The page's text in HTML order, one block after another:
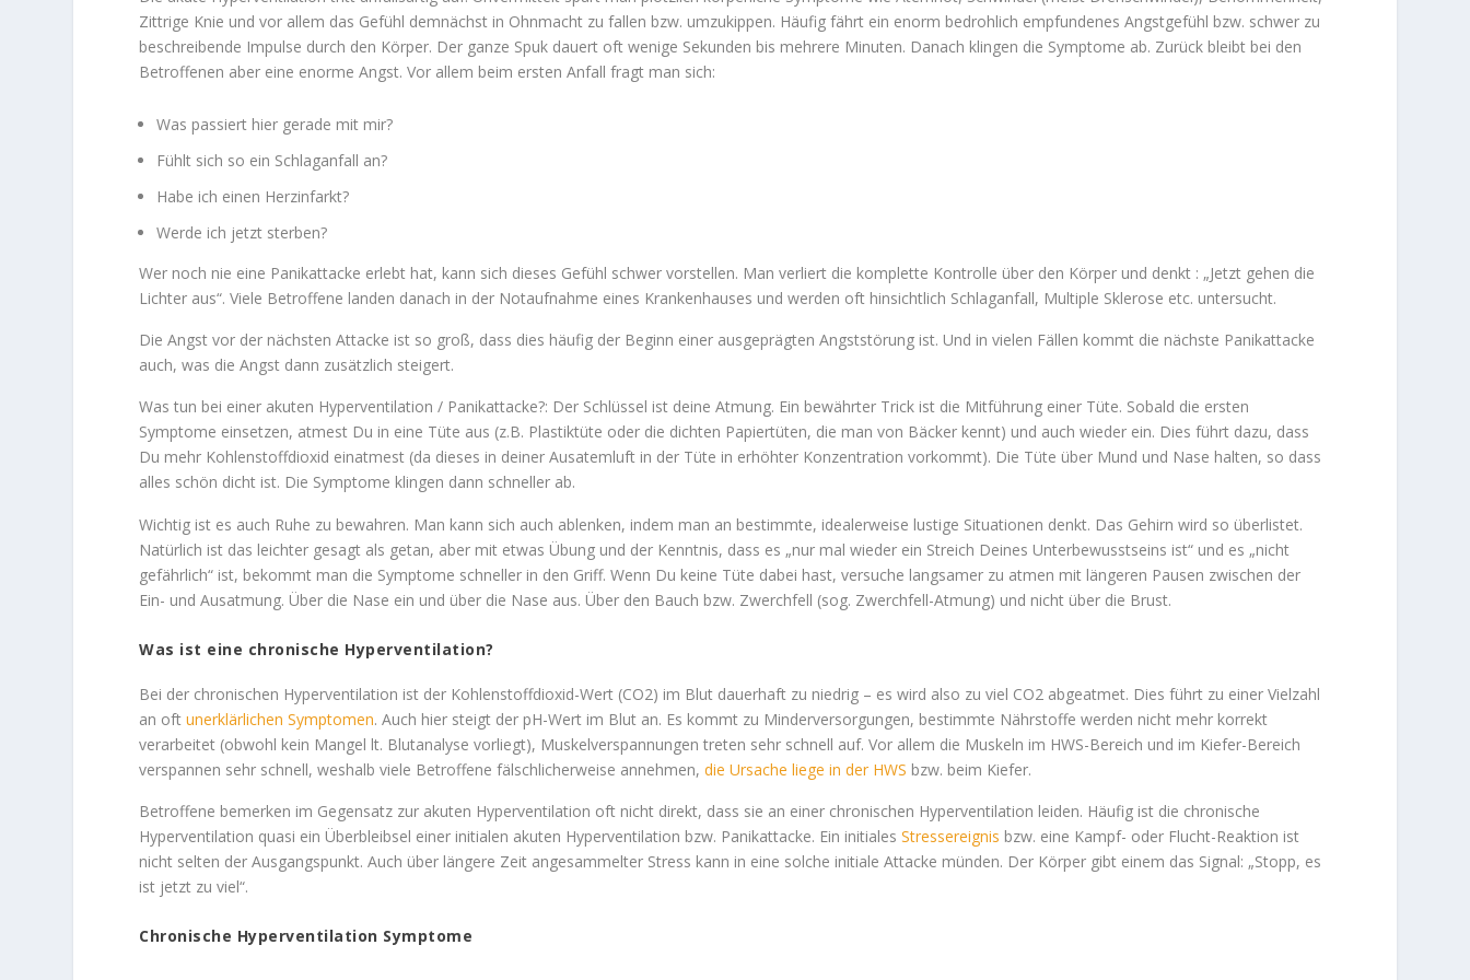
Zittrige Knie und vor allem das Gefühl demnächst in Ohnmacht zu fallen bzw. umzukippen. Häufig fährt ein enorm bedrohlich empfundenes Angstgefühl bzw. schwer zu
beschreibende Impulse durch den Körper. Der ganze Spuk dauert oft wenige Sekunden bis mehrere Minuten. Danach klingen die Symptome ab. Zurück bleibt bei den
Betroffenen aber eine enorme Angst. Vor allem beim ersten Anfall fragt man sich:
Was passiert hier gerade mit mir?
Fühlt sich so ein Schlaganfall an?
Habe ich einen Herzinfarkt?
Werde ich jetzt sterben?
Wer noch nie eine Panikattacke erlebt hat, kann sich dieses Gefühl schwer vorstellen. Man verliert die komplette Kontrolle über den Körper und denkt : „Jetzt gehen die
Lichter aus“. Viele Betroffene landen danach in der Notaufnahme eines Krankenhauses und werden oft hinsichtlich Schlaganfall, Multiple Sklerose etc. untersucht.
Die Angst vor der nächsten Attacke ist so groß, dass dies häufig der Beginn einer ausgeprägten Angststörung ist. Und in vielen Fällen kommt die nächste Panikattacke
auch, was die Angst dann zusätzlich steigert.
Was tun bei einer akuten Hyperventilation / Panikattacke?: Der Schlüssel ist deine Atmung. Ein bewährter Trick ist die Mitführung einer Tüte. Sobald die ersten
Symptome einsetzen, atmest Du in eine Tüte aus (z.B. Plastiktüte oder die dichten Papiertüten, die man von Bäcker kennt) und auch wieder ein. Dies führt dazu, dass
Du mehr Kohlenstoffdioxid einatmest (da dieses in deiner Ausatemluft in der Tüte in erhöhter Konzentration vorkommt). Die Tüte über Mund und Nase halten, so dass
alles schön dicht ist. Die Symptome klingen dann schneller ab.
Wichtig ist es auch Ruhe zu bewahren. Man kann sich auch ablenken, indem man an bestimmte, idealerweise lustige Situationen denkt. Das Gehirn wird so überlistet.
Natürlich ist das leichter gesagt als getan, aber mit etwas Übung und der Kenntnis, dass es „nur mal wieder ein Streich Deines Unterbewusstseins ist“ und es „nicht
gefährlich“ ist, bekommt man die Symptome schneller in den Griff. Wenn Du keine Tüte dabei hast, versuche langsamer zu atmen mit längeren Pausen zwischen der
Ein- und Ausatmung. Über die Nase ein und über die Nase aus. Über den Bauch bzw. Zwerchfell (sog. Zwerchfell-Atmung) und nicht über die Brust.
Was ist eine chronische Hyperventilation?
Bei der chronischen Hyperventilation ist der Kohlenstoffdioxid-Wert (CO2) im Blut dauerhaft zu niedrig – es wird also zu viel CO2 abgeatmet. Dies führt zu einer Vielzahl
an oftunerklärlichen Symptomen. Auch hier steigt der pH-Wert im Blut an. Es kommt zu Minderversorgungen, bestimmte Nährstoffe werden nicht mehr korrekt
verarbeitet (obwohl kein Mangel lt. Blutanalyse vorliegt), Muskelverspannungen treten sehr schnell auf. Vor allem die Muskeln im HWS-Bereich und im Kiefer-Bereich
verspannen sehr schnell, weshalb viele Betroffene fälschlicherweise annehmen,die Ursache liege in der HWS bzw. beim Kiefer.
Betroffene bemerken im Gegensatz zur akuten Hyperventilation oft nicht direkt, dass sie an einer chronischen Hyperventilation leiden. Häufig ist die chronische
Hyperventilation quasi ein Überbleibsel einer initialen akuten Hyperventilation bzw. Panikattacke. Ein initialesStressereignis bzw. eine Kampf- oder Flucht-Reaktion ist
nicht selten der Ausgangspunkt. Auch über längere Zeit angesammelter Stress kann in eine solche initiale Attacke münden. Der Körper gibt einem das Signal: „Stopp, es
ist jetzt zu viel“.
Chronische Hyperventilation Symptome